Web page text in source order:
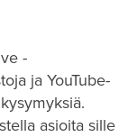
-
ja YouTube-
asioita sille